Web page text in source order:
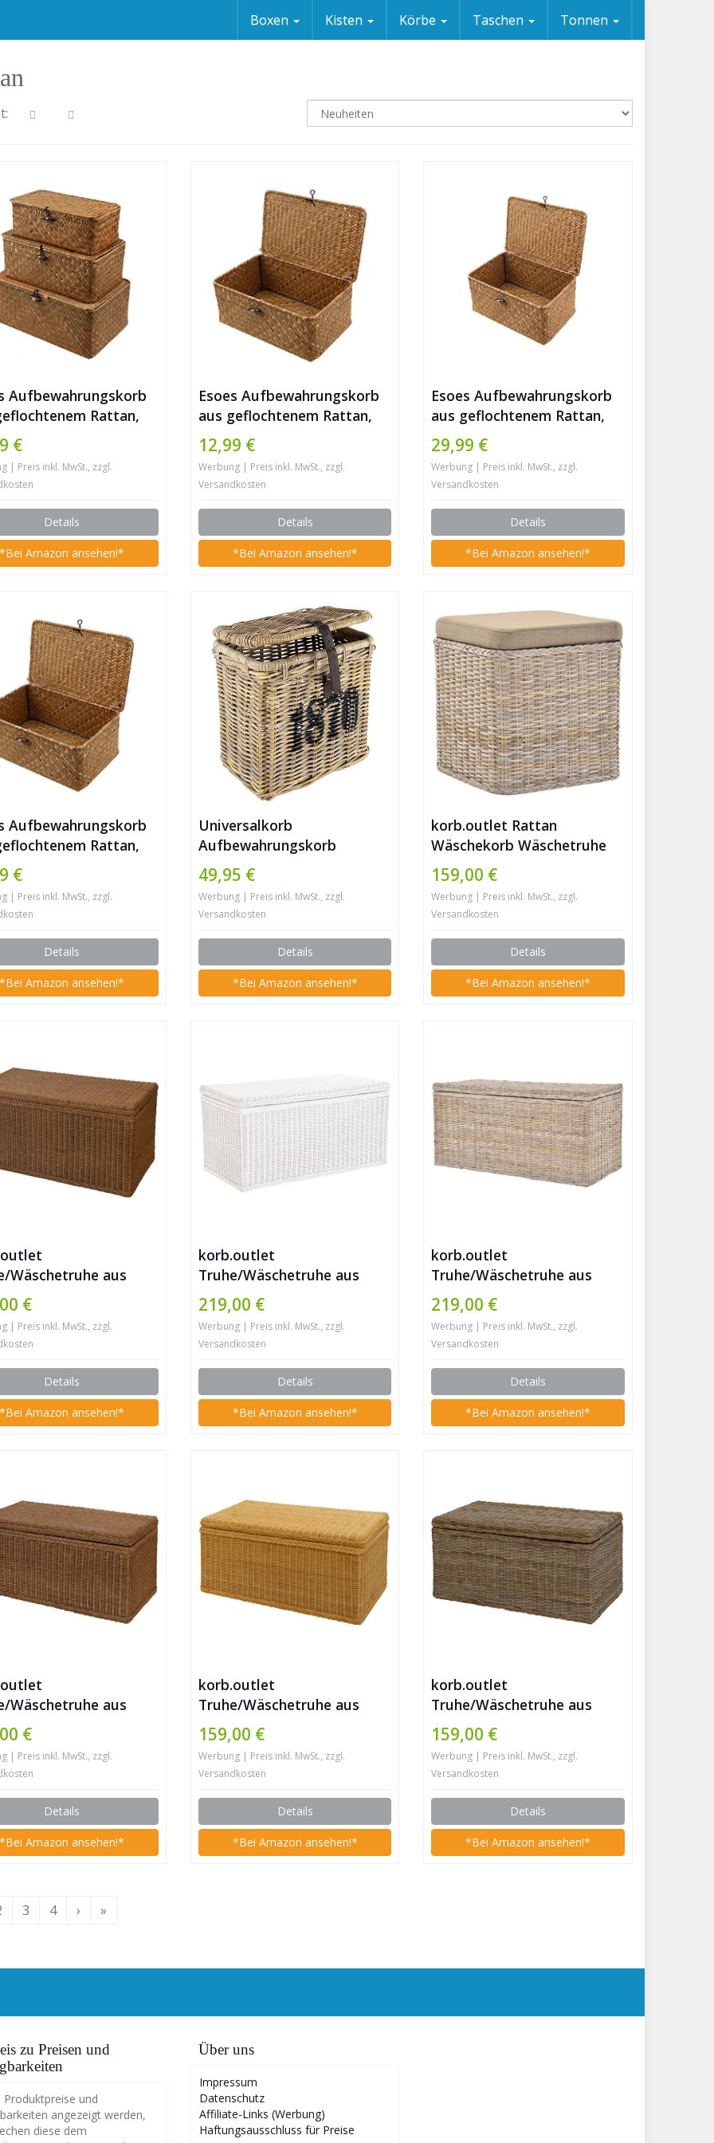
Boxen Kisten Körbe Taschen Tonnen
Aufbewahrungskorb
Rattan,
mit
Seegras,
Make-up-
Küche
€
| Preis inkl. MwSt., zzgl.
Details
*Bei Amazon ansehen!*
Esoes Aufbewahrungskorb
aus geflochtenem Rattan,
Aufbewahrungsbox mit
Deckel, Seegras,
Wäschekörbe, Make-up-
Wohnzimmer, Küche
12,99 €
Werbung | Preis inkl. MwSt., zzgl.
Versandkosten
Details
*Bei Amazon ansehen!*
Esoes Aufbewahrungskorb
aus geflochtenem Rattan,
Aufbewahrungsbox mit
Deckel, Seegras,
Wäschekörbe, Make-up-
Wohnzimmer, Küche (XXL)
29,99 €
Werbung | Preis inkl. MwSt., zzgl.
Versandkosten
Details
*Bei Amazon ansehen!*
Aufbewahrungskorb
Rattan,
mit
Seegras,
Make-up-
Küche
€
| Preis inkl. MwSt., zzgl.
Details
*Bei Amazon ansehen!*
Universalkorb
Aufbewahrungskorb
Wäschebehälter Rattankorb
– Rattan – Grau
49,95 €
Werbung | Preis inkl. MwSt., zzgl.
Versandkosten
Details
*Bei Amazon ansehen!*
korb.outlet Rattan
Wäschekorb Wäschetruhe
Sitz gepolstert Flur-Bank
Aufbewahrungsbox mit
Deckel Bad-Hocker
Sitz-Truhe Natur (Grau
Natur, Quadratisch)
159,00 €
Werbung | Preis inkl. MwSt., zzgl.
Versandkosten
Details
*Bei Amazon ansehen!*
Wäschetruhe aus
(Braun, Groß)
€
| Preis inkl. MwSt., zzgl.
Details
*Bei Amazon ansehen!*
korb.outlet
Truhe/Wäschetruhe aus
Rattan (Weiss, Groß)
219,00 €
Werbung | Preis inkl. MwSt., zzgl.
Versandkosten
Details
*Bei Amazon ansehen!*
korb.outlet
Truhe/Wäschetruhe aus
Rattan (Natur Grau, Groß)
219,00 €
Werbung | Preis inkl. MwSt., zzgl.
Versandkosten
Details
*Bei Amazon ansehen!*
Wäschetruhe aus
(Braun, Klein)
€
| Preis inkl. MwSt., zzgl.
Details
*Bei Amazon ansehen!*
korb.outlet
Truhe/Wäschetruhe aus
Rattan (Honig, Klein)
159,00 €
Werbung | Preis inkl. MwSt., zzgl.
Versandkosten
Details
*Bei Amazon ansehen!*
korb.outlet
Truhe/Wäschetruhe aus
Rattan (Natur Grau, Klein)
159,00 €
Werbung | Preis inkl. MwSt., zzgl.
Versandkosten
Details
*Bei Amazon ansehen!*
3 4 › »
zu Preisen und
Produktpreise und
angezeigt werden,
diese dem
Über uns
Impressum
Datenschutz
Affiliate-Links (Werbung)
Haftungsausschluss für Preise